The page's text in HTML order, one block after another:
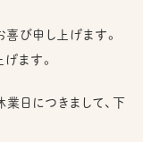
び申し上げます。
ます。
日につきまして、下